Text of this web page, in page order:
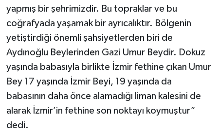
yapmış bir şehrimizdir. Bu topraklar ve bu
coğrafyada yaşamak bir ayrıcalıktır. Bölgenin
yetiştirdiği önemli şahsiyetlerden biri de
Aydınoğlu Beylerinden Gazi Umur Beydir. Dokuz
yaşında babasıyla birlikte İzmir fethine çıkan Umur
Bey 17 yaşında İzmir Beyi, 19 yaşında da
babasının daha önce alamadığı liman kalesini de
alarak İzmir’in fethine son noktayı koymuştur”
dedi.